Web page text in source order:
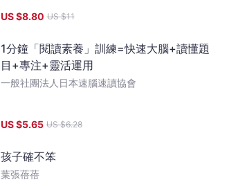
US $8.80 US $11
1分鐘「閱讀素養」訓練=快速大腦+讀懂題
目+專注+靈活運用
一般社團法人日本速腦速讀協會
US $5.65 US $6.28
孩子確不笨
葉張蓓蓓